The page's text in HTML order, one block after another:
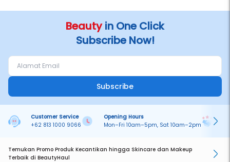
Beautyin One Click
Subscribe Now!
Subscribe
Customer Service
+62 813 1000 9066
Opening Hours
Mon–Fri 10am–5pm, Sat 10am–2pm
Temukan Promo Produk Kecantikan hingga Skincare dan Makeup
Terbaik di BeautyHaul